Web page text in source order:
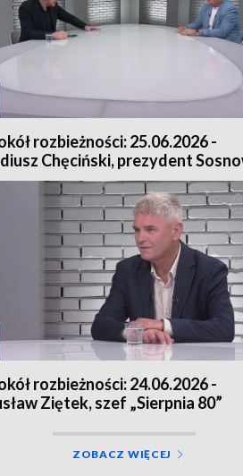
rozbieżności: 25.06.2026 -
Chęciński, prezydent
rozbieżności: 24.06.2026 -
Ziętek, szef „Sierpnia 80”
ZOBACZ WIĘCEJ